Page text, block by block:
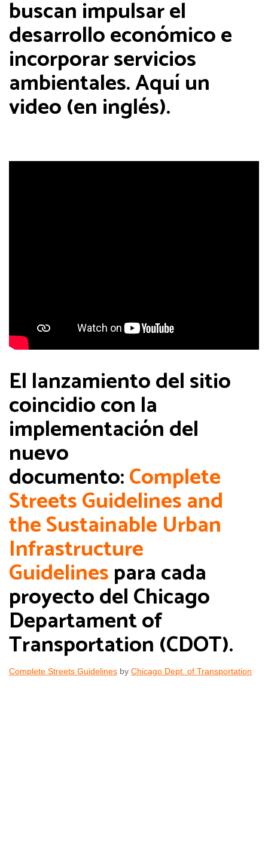
buscan impulsar el
desarrollo económico e
incorporar servicios
ambientales. Aquí un
video (en inglés).
El lanzamiento del sitio
coincidio con la
implementación del
nuevo
documento:Complete
Streets Guidelines and
the Sustainable Urban
Infrastructure
Guidelinespara cada
proyecto del Chicago
Departament of
Transportation (CDOT).
Complete Streets Guidelines by Chicago Dept. of Transportation